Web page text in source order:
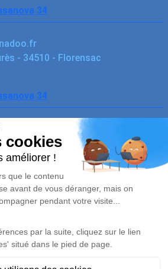
34
- 34510 - Florensac
34
- 34810 - Pomérols
Liens utiles
Avis de décès
Demande de rendez-vous en
réseaux sociaux